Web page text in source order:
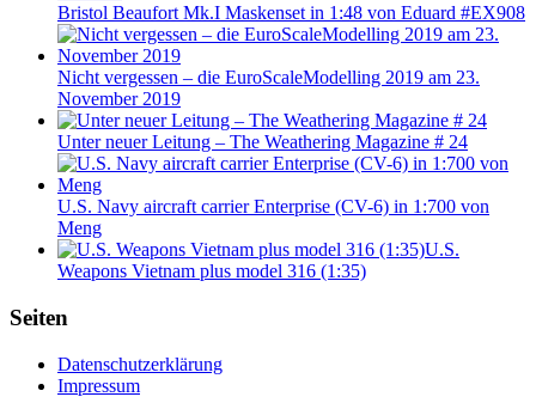
Bristol Beaufort Mk.I Maskenset in 1:48 von Eduard #EX908
Nicht vergessen – die EuroScaleModelling 2019 am 23.
November 2019
Unter neuer Leitung – The Weathering Magazine # 24
U.S. Navy aircraft carrier Enterprise (CV-6) in 1:700 von
Meng
U.S.
Weapons Vietnam plus model 316 (1:35)
Seiten
Datenschutzerklärung
Impressum